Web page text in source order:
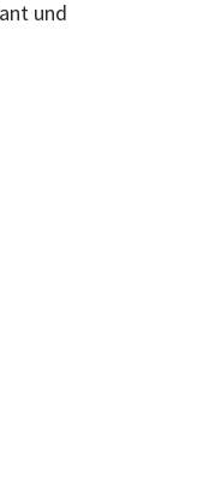
und